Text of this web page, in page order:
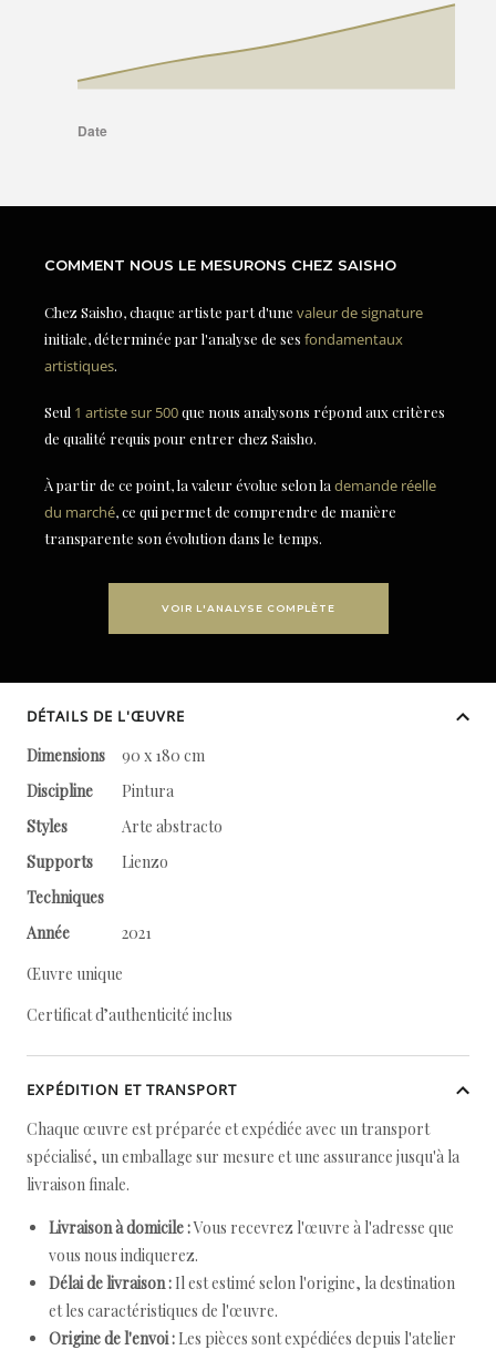
COMMENT NOUS LE MESURONS CHEZ SAISHO
Chez Saisho, chaque artiste part d'une valeur de signature
initiale, déterminée par l'analyse de ses fondamentaux
artistiques.
Seul 1 artiste sur 500que nous analysons répond aux critères
de qualité requis pour entrer chez Saisho.
À partir de ce point, la valeur évolue selon la demande réelle
du marché, ce qui permet de comprendre de manière
transparente son évolution dans le temps.
VOIR L'ANALYSE COMPLÈTE
DÉTAILS DE L'ŒUVRE
Dimensions
90 x 180 cm
Discipline
Pintura
Styles
Arte abstracto
Supports
Lienzo
Techniques
Année
2021
Œuvre unique
Certificat d’authenticité inclus
EXPÉDITION ET TRANSPORT
Chaque œuvre est préparée et expédiée avec un transport
spécialisé, un emballage sur mesure et une assurance jusqu'à la
livraison finale.
Livraison à domicile :Vous recevrez l'œuvre à l'adresse que
vous nous indiquerez.
Délai de livraison : Il est estimé selon l'origine, la destination
et les caractéristiques de l'œuvre.
Origine de l'envoi : Les pièces sont expédiées depuis l'atelier